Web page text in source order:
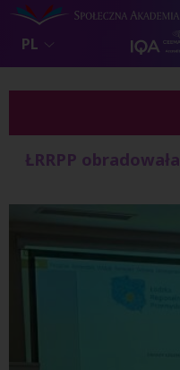
PL
ŁRRPP obradowała